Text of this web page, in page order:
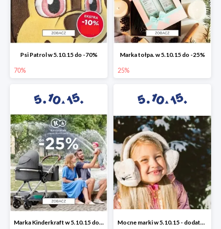
Psi Patrol w 5.10.15 do -70%
70%
Marka tołpa. w 5.10.15 do -25%
25%
Marka Kinderkraft w 5.10.15 do -25% Mocne marki w 5.10.15 - dodatkowe -10% rabatu